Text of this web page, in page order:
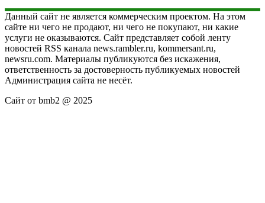
Данный сайт не является коммерческим проектом. На этом
сайте ни чего не продают, ни чего не покупают, ни какие
услуги не оказываются. Сайт представляет собой ленту
новостей RSS канала news.rambler.ru, kommersant.ru,
newsru.com. Материалы публикуются без искажения,
ответственность за достоверность публикуемых новостей
Администрация сайта не несёт.
Сайт от bmb2 @ 2025